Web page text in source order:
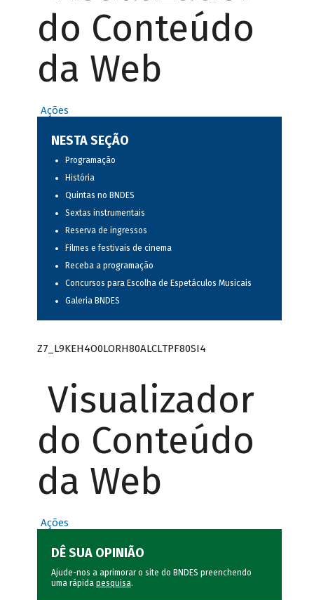
do Conteúdo
da Web
Ações
NESTA SEÇÃO
Programação
História
Quintas no BNDES
Sextas instrumentais
Reserva de ingressos
Filmes e festivais de cinema
Receba a programação
Concursos para Escolha de Espetáculos Musicais
Galeria BNDES
Z7_L9KEH4O0LORH80ALCLTPF80SI4
Visualizador
do Conteúdo
da Web
Ações
DÊ SUA OPINIÃO
Ajude-nos a aprimorar o site do BNDES preenchendo
uma rápida pesquisa.